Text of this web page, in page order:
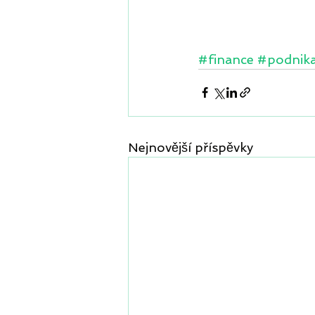
#finance
Nejnovější příspěvky